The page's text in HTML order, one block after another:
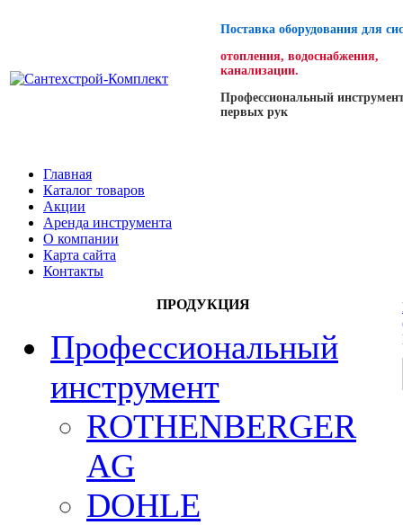
Поставка оборудования для
отопления, водоснабжения,
канализации.
Профессиональный
первых рук
Главная
Каталог товаров
Акции
Аренда инструмента
О компании
Карта сайта
Контакты
ПРОДУКЦИЯ
Профессиональный
инструмент
ROTHENBERGER
AG
DOHLE